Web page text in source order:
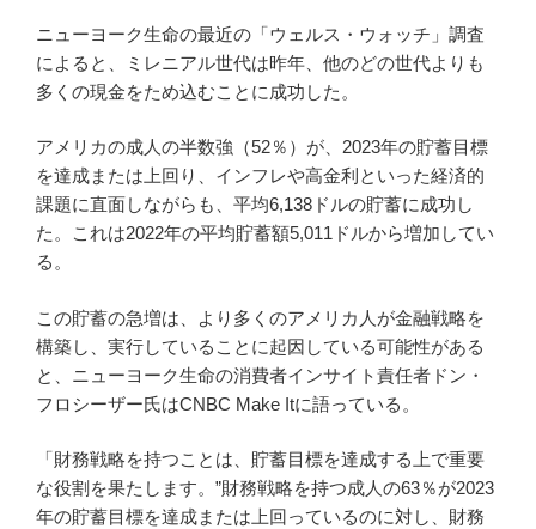
ニューヨーク生命の最近の「ウェルス・ウォッチ」調査
によると、ミレニアル世代は昨年、他のどの世代よりも
多くの現金をため込むことに成功した。
アメリカの成人の半数強（52％）が、2023年の貯蓄目標
を達成または上回り、インフレや高金利といった経済的
課題に直面しながらも、平均6,138ドルの貯蓄に成功し
た。これは2022年の平均貯蓄額5,011ドルから増加してい
る。
この貯蓄の急増は、より多くのアメリカ人が金融戦略を
構築し、実行していることに起因している可能性がある
と、ニューヨーク生命の消費者インサイト責任者ドン・
フロシーザー氏はCNBC Make Itに語っている。
「財務戦略を持つことは、貯蓄目標を達成する上で重要
な役割を果たします。”財務戦略を持つ成人の63％が2023
年の貯蓄目標を達成または上回っているのに対し、財務